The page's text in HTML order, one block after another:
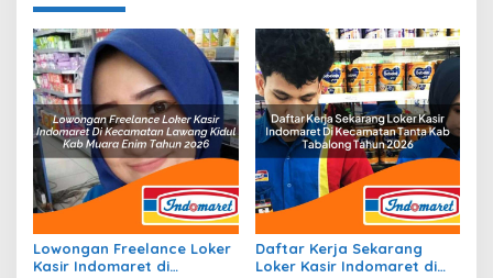
Lowongan Freelance Loker
Kasir Indomaret di
Daftar Kerja Sekarang
Loker Kasir Indomaret di